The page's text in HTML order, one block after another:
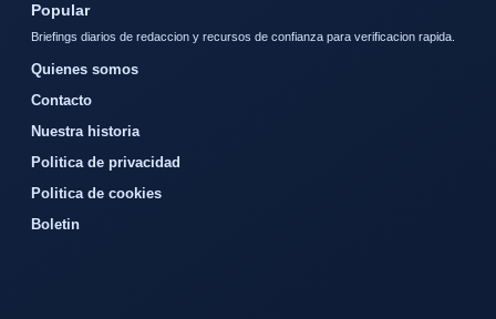
Popular
Briefings diarios de redaccion y recursos de confianza para verificacion rapida.
Quienes somos
Contacto
Nuestra historia
Politica de privacidad
Politica de cookies
Boletin